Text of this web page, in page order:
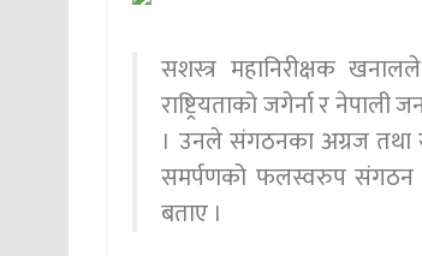
सशस्त्र महानिरीक्षक
राष्ट्रियताको जगेर्ना र
। उनले संगठनका अग्रज तथा
समर्पणको फलस्वरुप संगठन
बताए ।